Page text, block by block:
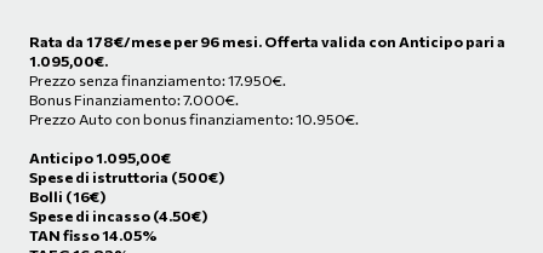
Rata da 178€/mese per 96 mesi. Offerta valida con Anticipo pari a
1.095,00€.
Prezzo senza finanziamento: 17.950€.
Bonus Finanziamento: 7.000€.
Prezzo Auto con bonus finanziamento: 10.950€.
Anticipo1.095,00€
Spese di istruttoria (500€)
Bolli (16€)
Spese di incasso (4.50€)
TAN fisso 14.05%